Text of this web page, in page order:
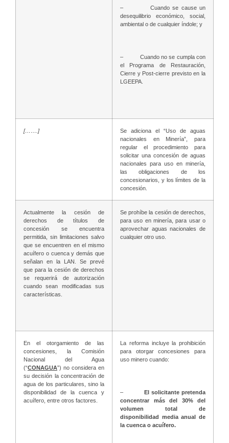
– Cuando se cause un
desequilibrio económico, social,
ambiental o de cualquier índole; y
– Cuando no se cumpla con
el Programa de Restauración,
Cierre y Post-cierre previsto en la
LGEEPA.
[…….]
Se adiciona el “Uso de aguas
nacionales en Minería”, para
regular el procedimiento para
solicitar una concesión de aguas
nacionales para uso en minería,
las obligaciones de los
concesionarios, y los límites de la
concesión.
Actualmente la cesión de
derechos de títulos de
concesión se encuentra
permitida, sin limitaciones salvo
que se encuentren en el mismo
acuífero o cuenca y demás que
señalan en la LAN. Se prevé
que para la cesión de derechos
se requerirá de autorización
cuando sean modificadas sus
características.
Se prohíbe la cesión de derechos,
para uso en minería, para usar o
aprovechar aguas nacionales de
cualquier otro uso.
En el otorgamiento de las
concesiones, la Comisión
Nacional del Agua
(“CONAGUA”) no considera en
su decisión la concentración de
agua de los particulares, sino la
disponibilidad de la cuenca y
acuífero, entre otros factores.
La reforma incluye la prohibición
para otorgar concesiones para
uso minero cuando:
– El solicitante pretenda
concentrar más del 30% del
volumen total de
disponibilidad media anual de
la cuenca o acuífero.